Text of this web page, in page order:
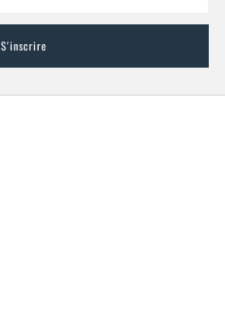
S'inscrire